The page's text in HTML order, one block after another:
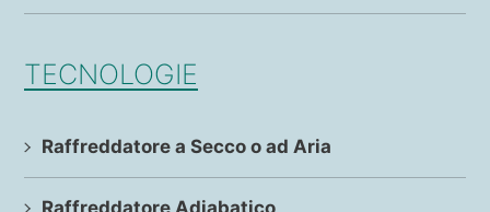
TECNOLOGIE
Raffreddatore a Secco o ad Aria